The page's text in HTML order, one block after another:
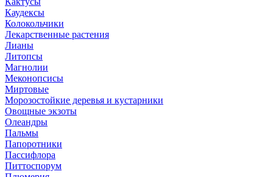
Каудексы
Колокольчики
Лекарственные растения
Лианы
Литопсы
Магнолии
Меконопсисы
Миртовые
Морозостойкие деревья и кустарники
Овощные экзоты
Олеандры
Пальмы
Папоротники
Пассифлора
Питтоспорум